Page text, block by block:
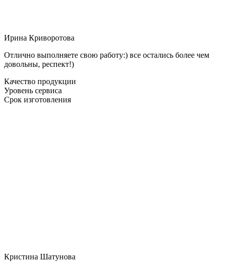
Ирина Криворотова
Отлично выполняете свою работу:) все остались более чем
довольны, респект!)
Качество продукции
Уровень сервиса
Срок изготовления
Кристина Шатунова